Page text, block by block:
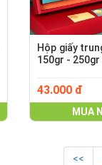
Hộp giấy
150gr - 250gr
43.000 đ
MUA
<<